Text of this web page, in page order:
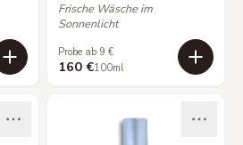
Frische Wäsche im
Sonnenlicht
Probe ab 9 €
160 €100ml